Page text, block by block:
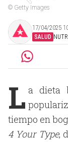
© Getty Images
17/04/2025
SALUD
L a dieta
tiempo en
4 Your Type,